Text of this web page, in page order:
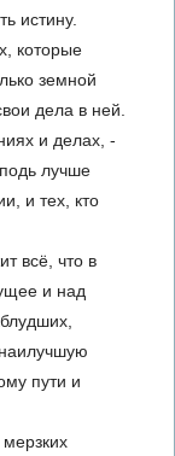
истину.
которые
земной
дела в ней.
и делах, -
лучше
и тех, кто
всё, что в
и над
пути и